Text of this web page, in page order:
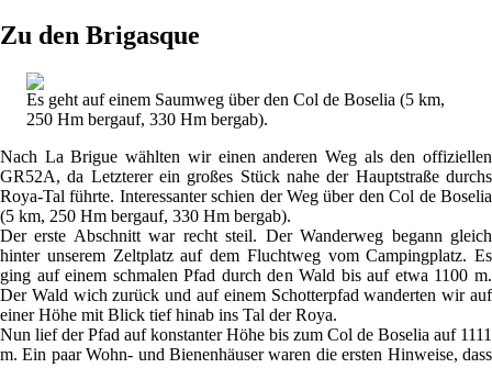
Zu den Brigasque
Es geht auf einem Saumweg über den Col de Boselia (5 km,
250 Hm bergauf, 330 Hm bergab).
Nach La Brigue wählten wir einen anderen Weg als den offiziellen
GR52A, da Letzterer ein großes Stück nahe der Hauptstraße durchs
Roya-Tal führte. Interessanter schien der Weg über den Col de Boselia
(5 km, 250 Hm bergauf, 330 Hm bergab).
Der erste Abschnitt war recht steil. Der Wanderweg begann gleich
hinter unserem Zeltplatz auf dem Fluchtweg vom Campingplatz. Es
ging auf einem schmalen Pfad durch den Wald bis auf etwa 1100 m.
Der Wald wich zurück und auf einem Schotterpfad wanderten wir auf
einer Höhe mit Blick tief hinab ins Tal der Roya.
Nun lief der Pfad auf konstanter Höhe bis zum Col de Boselia auf 1111
m. Ein paar Wohn- und Bienenhäuser waren die ersten Hinweise, dass